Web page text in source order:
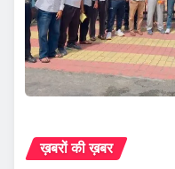
ख़बरों की ख़बर